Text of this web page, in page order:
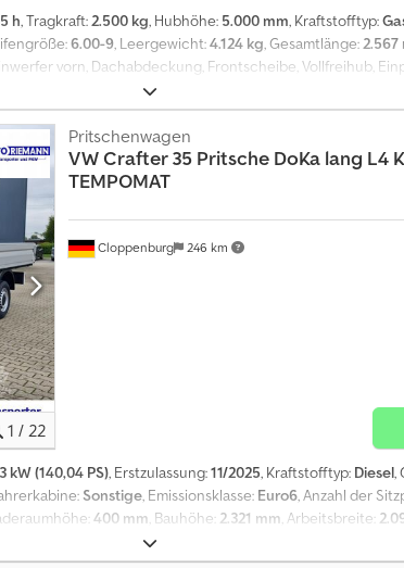
h, Tragkraft:2.500 kg, Hubhöhe: 5.000 mm, Kraftstofftyp:
6.00-9, Leergewicht:4.124 kg, Gesamtlänge:2.567
vorn, Dachabdeckung, Frontscheibe, Vollfreihub,
Comfort-Sitz, Betriebsstundenzähler, hydraulische
1 / 22
Cloppenburg 246 km
Pritschenwagen
VWCrafter 35 Pritsche DoKa lang L4
TEMPOMAT
kW (140,04 PS), Erstzulassung:11/2025, Kraftstofftyp: Diesel,
Sonstige, Emissionsklasse: Euro6, Anzahl der
400 mm, Bauhöhe: 2.321 mm, Arbeitsbreite:
Gebrauchtwagengarantie, Klimaanlage, Rußfilter,
250 000 KM AHK bis 3.5 to (gegen Aufpreis)Klimaanlage